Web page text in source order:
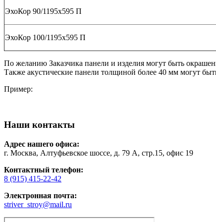
ЭхоКор 90/1195х595 П
ЭхоКор 100/1195х595 П
По желанию Заказчика панели и изделия могут быть
Также акустические панели толщиной более 40 мм могут
Пример:
Наши контакты
Адрес нашего офиса:
г. Москва, Алтуфьевское шоссе, д. 79 А, стр.15, офис 19
Контактный телефон:
8 (915) 415-22-42
Электронная почта:
striver_stroy@mail.ru